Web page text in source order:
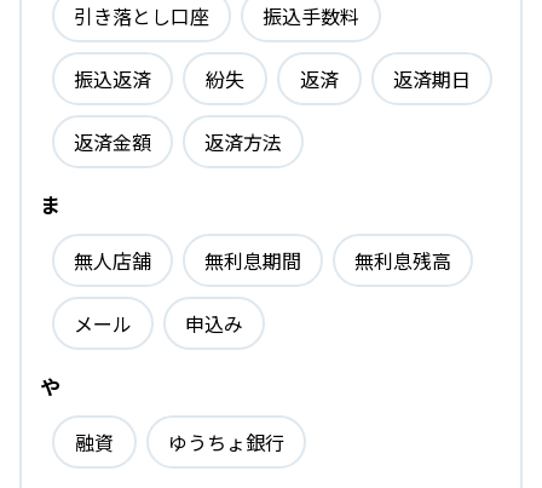
引き落とし口座 振込手数料
振込返済 紛失 返済 返済期日
返済金額 返済方法
ま
無人店舗 無利息期間 無利息残高
メール 申込み
や
融資 ゆうちょ銀行